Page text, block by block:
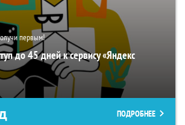
первым!
до 45 дней к сервису «Яндекс
ПОДРОБНЕЕ